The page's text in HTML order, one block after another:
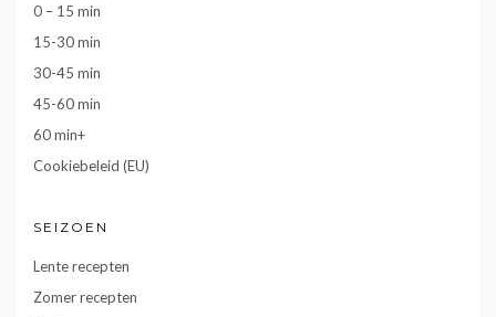
0 – 15 min
15-30 min
30-45 min
45-60 min
60 min+
Cookiebeleid (EU)
SEIZOEN
Lente recepten
Zomer recepten